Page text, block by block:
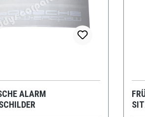
ALARM